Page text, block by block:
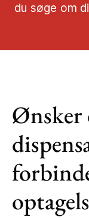
du søge om
Ønsker